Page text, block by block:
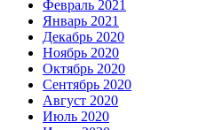
Февраль 2021
Январь 2021
Декабрь 2020
Ноябрь 2020
Октябрь 2020
Сентябрь 2020
Август 2020
Июль 2020